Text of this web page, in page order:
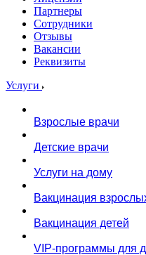
Партнеры
Сотрудники
Отзывы
Вакансии
Реквизиты
Услуги
Взрослые врачи
Детские врачи
Услуги на дому
Вакцинация
Вакцинация детей
VIP-программы для